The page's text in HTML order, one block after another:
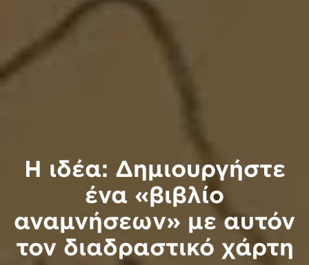
Η ιδέα: Δημιουργήστε
ένα «βιβλίο
αναμνήσεων» με αυτόν
τον διαδραστικό χάρτη